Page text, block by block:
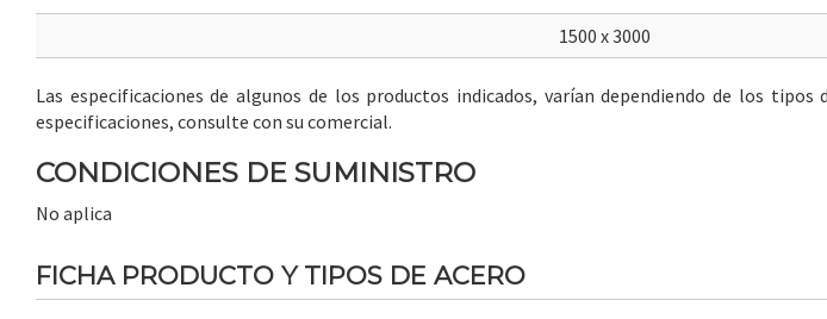
1500 x 3000
Las especificaciones de algunos de los productos indicados, varían dependiendo de los tipos
especificaciones, consulte con su comercial.
CONDICIONES DE SUMINISTRO
No aplica
FICHA PRODUCTO Y TIPOS DE ACERO